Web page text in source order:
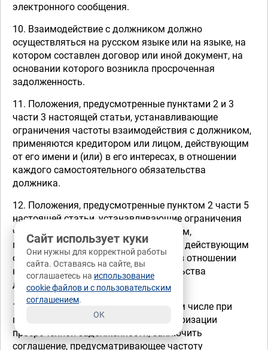
электронного сообщения.
10. Взаимодействие с должником должно
осуществляться на русском языке или на языке, на
котором составлен договор или иной документ, на
основании которого возникла просроченная
задолженность.
11. Положения, предусмотренные пунктами 2 и 3
части 3 настоящей статьи, устанавливающие
ограничения частоты взаимодействия с должником,
применяются кредитором или лицом, действующим
от его имени и (или) в его интересах, в отношении
каждого самостоятельного обязательства
должника.
12. Положения, предусмотренные пунктом 2 части 5
настоящей статьи, устанавливающие ограничения
частоты взаимодействия с должником,
применяются кредитором или лицом, действующим
от его имени и (или) в его интересах, в отношении
каждого самостоятельного обязательства
должника.
13. Должник и кредитор вправе, в том числе при
проведении переговоров о реструктуризации
просроченной задолженности, заключить
соглашение, предусматривающее частоту
Сайт использует куки
Они нужны для корректной работы
сайта. Оставаясь на сайте, вы
соглашаетесь на использование
cookie файлов и с пользовательским
соглашением.
OK